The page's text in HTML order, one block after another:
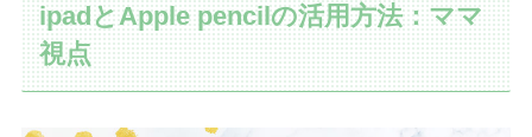
ipadとApple pencilの活用方法：ママ
視点